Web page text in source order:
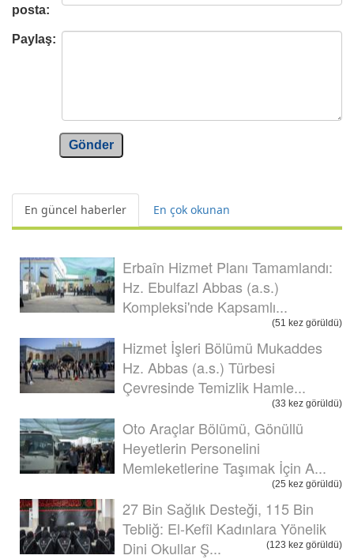
posta:
Paylaş:
Gönder
En güncel haberler En çok okunan
Erbaîn Hizmet Planı Tamamlandı:
Hz. Ebulfazl Abbas (a.s.)
Kompleksi'nde Kapsamlı...
(51 kez görüldü)
Hizmet İşleri Bölümü Mukaddes
Hz. Abbas (a.s.) Türbesi
Çevresinde Temizlik Hamle...
(33 kez görüldü)
Oto Araçlar Bölümü, Gönüllü
Heyetlerin Personelini
Memleketlerine Taşımak İçin A...
(25 kez görüldü)
27 Bin Sağlık Desteği, 115 Bin
Tebliğ: El-Kefîl Kadınlara Yönelik
Dini Okullar Ş...
(123 kez görüldü)